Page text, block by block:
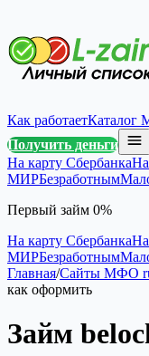
Как работаетКаталог
Получить деньги
На карту Сбербанка
МИРБезработным
Первый займ 0%
На карту Сбербанка
МИРБезработным
Главная/Сайты МФО
как оформить
Займ